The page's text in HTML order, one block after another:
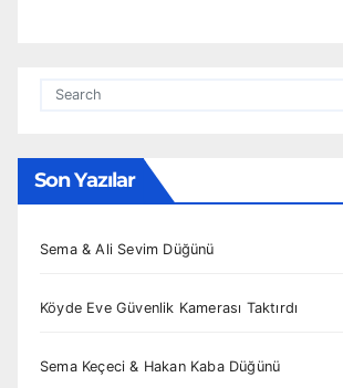
Son Yazılar
Sema & Ali Sevim Düğünü
Köyde Eve Güvenlik Kamerası Taktırdı
Sema Keçeci & Hakan Kaba Düğünü